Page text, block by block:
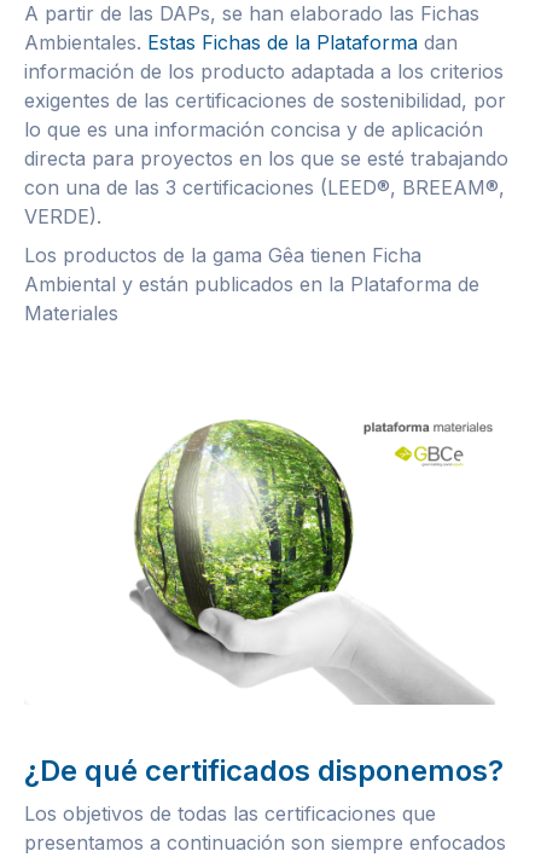
A partir de las DAPs, se han elaborado las Fichas
Ambientales. Estas Fichas de la Plataforma dan
información de los producto adaptada a los criterios
exigentes de las certificaciones de sostenibilidad, por
lo que es una información concisa y de aplicación
directa para proyectos en los que se esté trabajando
con una de las 3 certificaciones (LEED®, BREEAM®,
VERDE).
Los productos de la gama Gêa tienen Ficha
Ambiental y están publicados en la Plataforma de
Materiales
¿De qué certificados disponemos?
Los objetivos de todas las certificaciones que
presentamos a continuación son siempre enfocados